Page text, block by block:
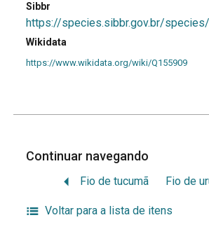
Sibbr
https://species.sibbr.gov.br/
Wikidata
https://www.wikidata.org/wiki/Q155909
Continuar navegando
Fio de tucumã Fio de
Voltar para a lista de itens